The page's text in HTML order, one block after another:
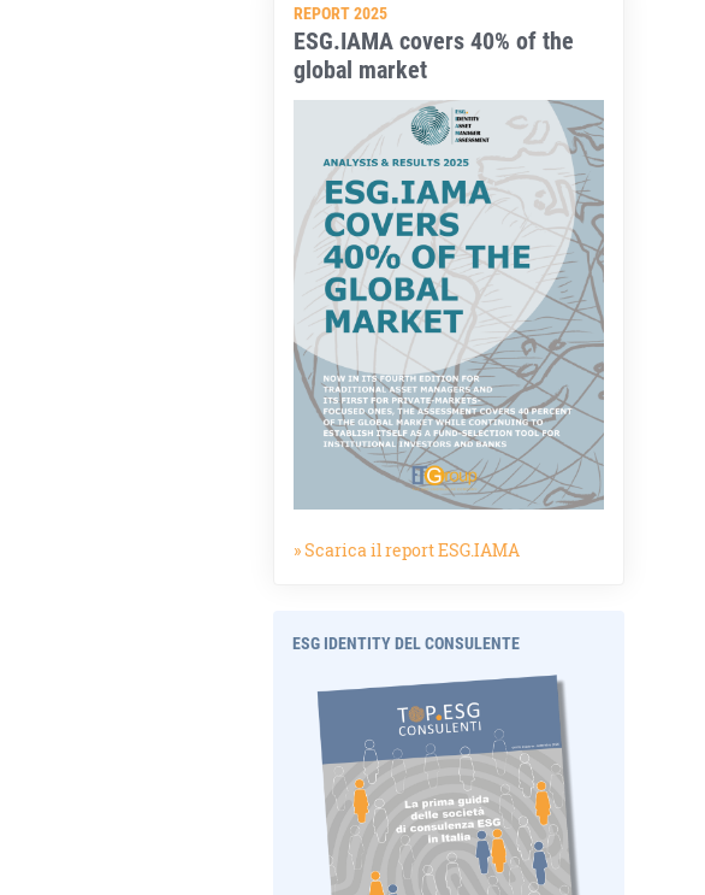
REPORT 2025
ESG.IAMA covers 40% of the
global market
» Scarica il report ESG.IAMA
ESG IDENTITY DEL CONSULENTE